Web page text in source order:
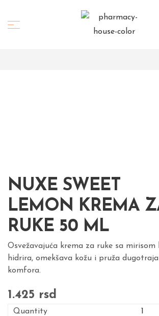
NUXE SWEET
LEMON KREMA
RUKE 50 ML
Osvežavajuća krema za ruke sa mirisom
hidrira, omekšava kožu i pruža
komfora.
1.425 rsd
Quantity